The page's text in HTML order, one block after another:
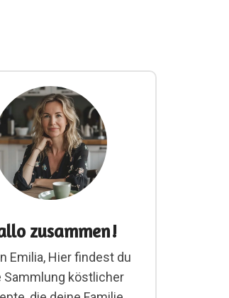
zusammen!
Emilia, Hier findest du
Sammlung köstlicher